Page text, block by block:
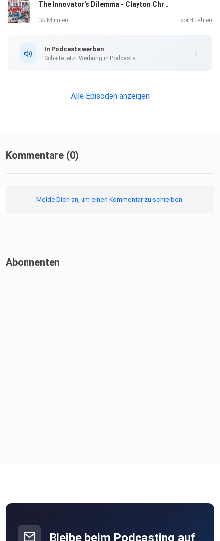
The Innovator’s Dilemma - Clayton Christensen
38 Minuten vor 4 Jahren
In Podcasts werben
Schalte jetzt Werbung in Podcasts.
Alle Episoden anzeigen
Kommentare (0)
Melde Dich an, um einen Kommentar zu schreiben.
Abonnenten
Bleibe beim Podcasting auf